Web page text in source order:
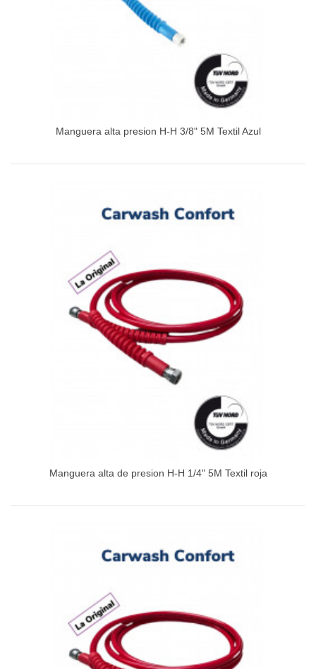
Manguera alta presion H-H 3/8" 5M Textil Azul
Manguera alta de presion H-H 1/4" 5M Textil roja